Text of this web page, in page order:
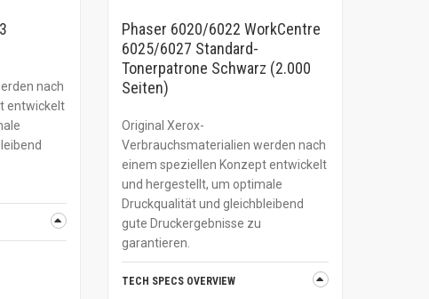
nach
entwickelt
Phaser 6020/6022 WorkCentre
6025/6027 Standard-
Tonerpatrone Schwarz (2.000
Seiten)
Original Xerox-
Verbrauchsmaterialien werden nach
einem speziellen Konzept entwickelt
und hergestellt, um optimale
Druckqualität und gleichbleibend
gute Druckergebnisse zu
garantieren.
TECH SPECS OVERVIEW